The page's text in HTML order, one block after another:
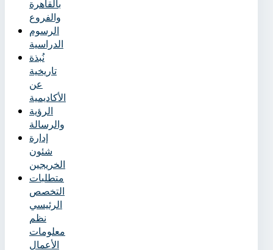
بالقاهرة
والفروع
الرسوم
الدراسية
نُبذة
تاريخية
عن
الأكاديمية
الرؤية
والرسالة
إدارة
شئون
الخريجين
متطلبات
التخصص
الرئيسي
نظم
معلومات
الأعمال